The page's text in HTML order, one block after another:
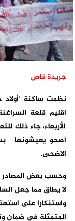
جريدة فاص
نظمت ساكنة ‘أولاد
اقليم قلعة
الأربعاء، جاء ذلك
أصحو يعيشونها
الاضحى.
وحسب بعض المصادر
لا يطاق مما جعل
واستنكارا على
المتمثلة في ضمان